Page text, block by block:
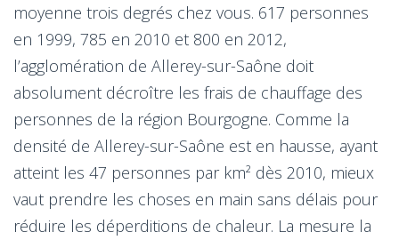
moyenne trois degrés chez vous. 617 personnes
en 1999, 785 en 2010 et 800 en 2012,
l’agglomération de Allerey-sur-Saône doit
absolument décroître les frais de chauffage des
personnes de la région Bourgogne. Comme la
densité de Allerey-sur-Saône est en hausse, ayant
atteint les 47 personnes par km² dès 2010, mieux
vaut prendre les choses en main sans délais pour
réduire les déperditions de chaleur. La mesure la